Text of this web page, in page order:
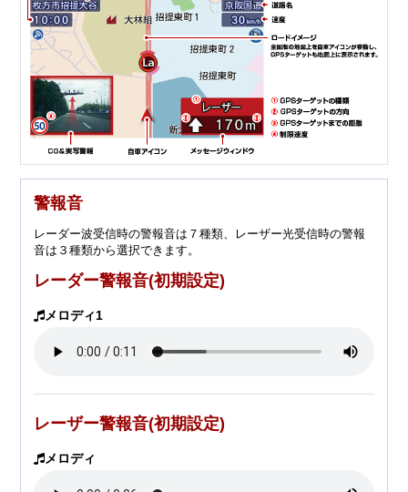
警報音
レーダー波受信時の警報音は７種類、レーザー光受信時の警報
音は３種類から選択できます。
レーダー警報音(初期設定)
メロディ1
レーザー警報音(初期設定)
メロディ